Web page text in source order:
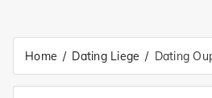
Home Dating Liege Dating